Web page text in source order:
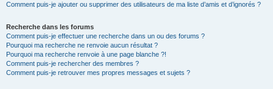
Comment puis-je ajouter ou supprimer des utilisateurs de ma liste d’amis et d’ignorés ?
Recherche dans les forums
Comment puis-je effectuer une recherche dans un ou des forums ?
Pourquoi ma recherche ne renvoie aucun résultat ?
Pourquoi ma recherche renvoie à une page blanche ?!
Comment puis-je rechercher des membres ?
Comment puis-je retrouver mes propres messages et sujets ?